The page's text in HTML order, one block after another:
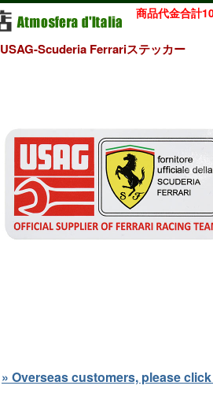
商品代金合計
USAG-Scuderia Ferrariステッカー
» Overseas customers, please